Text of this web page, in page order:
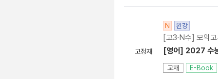
고정재
N 완강
[고3·N수] 모의
[영어] 2027 수
교재 E-Book